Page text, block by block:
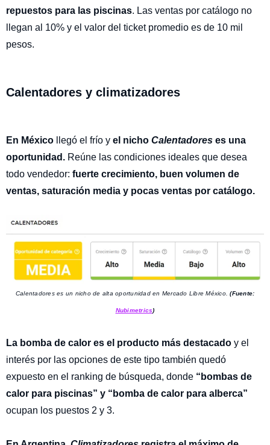
repuestos para las piscinas. Las ventas por catálogo no
llegan al 10% y el valor del ticket promedio es de 10 mil
pesos.
Calentadores y climatizadores
En México llegó el frío y el nicho Calentadores es una
oportunidad. Reúne las condiciones ideales que desea
todo vendedor: fuerte crecimiento, buen volumen de
ventas, saturación media y pocas ventas por catálogo.
Calentadores es un nicho de alta oportunidad en Mercado Libre México.(Fuente:
Nubimetrics)
La bomba de calor es el producto más destacado y el
interés por las opciones de este tipo también quedó
expuesto en el ranking de búsqueda, donde “bombas de
calor para piscinas” y “bomba de calor para alberca”
ocupan los puestos 2 y 3.